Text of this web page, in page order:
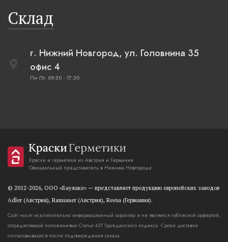
Склад
г. Нижний Новгород, ул. Головнина 35
офис 4
Пн-Пт: 09:30 - 17:30
Краски и герметики из Австрии и Германии
Официальный представитель в Нижнем Новгороде
© 2012-2026, OOO «Баулаке» — представляет продукцию европейских заводов
Adler (Австрия), Ramsauer (Австрия), Reesa (Германия).
Сайт носит исключительно информационный характер и не является публичной орфертой,
определяемой положениями Статьи 437 Гражданского кодекса. Сроки доставки
согласовываются после подтверждения заказа